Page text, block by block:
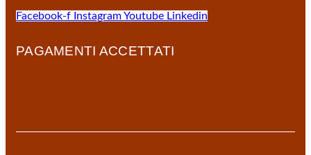
Facebook-f InstagramYoutube Linkedin
PAGAMENTI ACCETTATI